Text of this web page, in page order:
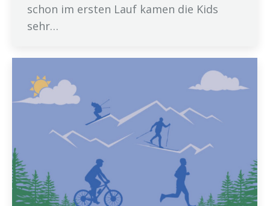
schon im ersten Lauf kamen die Kids
sehr…